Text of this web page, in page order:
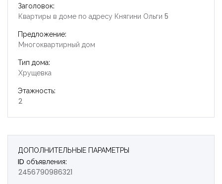
Заголовок:
Квартиры в доме по адресу Княгини Ольги 5
Предложение:
Многоквартирный дом
Тип дома:
Хрущевка
Этажность:
2
ДОПОЛНИТЕЛЬНЫЕ ПАРАМЕТРЫ
ID объявления:
2456790986321